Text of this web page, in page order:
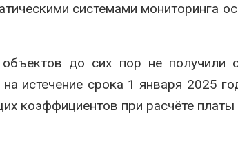
системами мониторинга
до сих пор не получили
истечение срока 1 января 2025
коэффициентов при расчёте